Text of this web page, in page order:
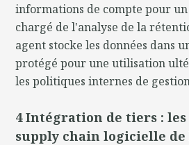
informations de compte pour
chargé de l'analyse de la
agent stocke les données dans
protégé pour une utilisation
les politiques internes de
4 Intégration de tiers :
supply chain logicielle